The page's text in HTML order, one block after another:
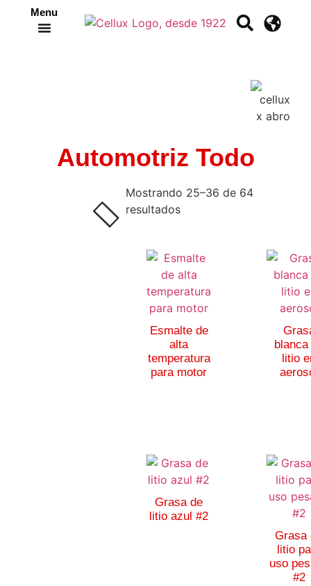
Menu
Automotriz Todo
Mostrando 25–36 de 64
resultados
Esmalte de
alta
temperatura
para motor
blanca
litio
Grasa de
litio azul #2
Grasa
litio
uso
#2